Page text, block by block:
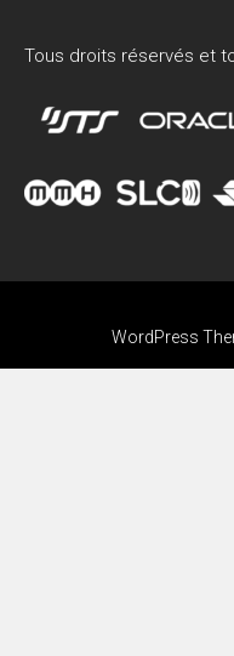
Tous droits réservés et
WordPress